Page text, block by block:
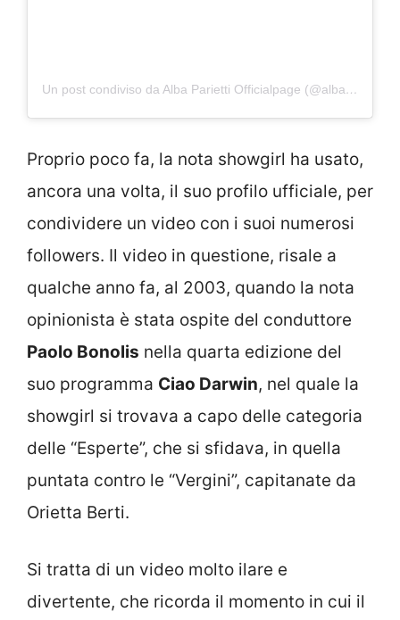
Un post condiviso da Alba Parietti Officialpage (@albaparietti)
Proprio poco fa, la nota showgirl ha usato,
ancora una volta, il suo profilo ufficiale, per
condividere un video con i suoi numerosi
followers. Il video in questione, risale a
qualche anno fa, al 2003, quando la nota
opinionista è stata ospite del conduttore
Paolo Bonolis nella quarta edizione del
suo programma Ciao Darwin, nel quale la
showgirl si trovava a capo delle categoria
delle “Esperte”, che si sfidava, in quella
puntata contro le “Vergini”, capitanate da
Orietta Berti.
Si tratta di un video molto ilare e
divertente, che ricorda il momento in cui il